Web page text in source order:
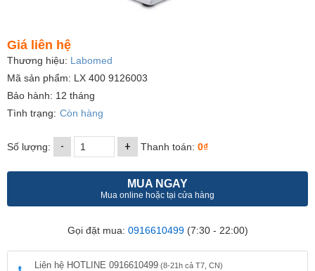
Giá liên hệ
Thương hiệu: Labomed
Mã sản phẩm: LX 400 9126003
Bảo hành: 12 tháng
Tình trạng: Còn hàng
Số lượng: - + Thanh toán: 0₫
MUA NGAY
Mua online hoặc tại cửa hàng
Gọi đặt mua: 0916610499(7:30 - 22:00)
Liên hệ HOTLINE 0916610499 (8-21h cả T7, CN)